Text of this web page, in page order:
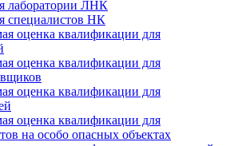
лаборатории ЛНК
специалистов НК
оценка квалификации для
оценка квалификации для
оценка квалификации для
оценка квалификации для
на особо опасных объектах